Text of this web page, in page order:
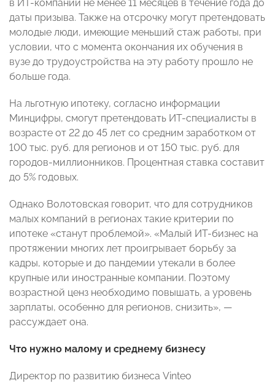
в ИТ-компании не менее 11 месяцев в течение года до
даты призыва. Также на отсрочку могут претендовать
молодые люди, имеющие меньший стаж работы, при
условии, что с момента окончания их обучения в
вузе до трудоустройства на эту работу прошло не
больше года.
На льготную ипотеку, согласно информации
Минцифры, смогут претендовать ИТ-специалисты в
возрасте от 22 до 45 лет со средним заработком от
100 тыс. руб. для регионов и от 150 тыс. руб. для
городов-миллионников. Процентная ставка составит
до 5% годовых.
Однако Волотовская говорит, что для сотрудников
малых компаний в регионах такие критерии по
ипотеке «станут проблемой». «Малый ИТ-бизнес на
протяжении многих лет проигрывает борьбу за
кадры, которые и до пандемии утекали в более
крупные или иностранные компании. Поэтому
возрастной ценз необходимо повышать, а уровень
зарплаты, особенно для регионов, снизить», —
рассуждает она.
Что нужно малому и среднему бизнесу
Директор по развитию бизнеса Vinteo